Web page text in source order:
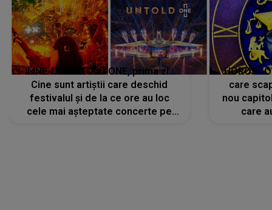
LINE-UP UNTOLD ONE, prima zi.
Cine sunt artiștii care deschid
festivalul și de la ce ore au loc
cele mai așteptate concerte pe
care
nou
care